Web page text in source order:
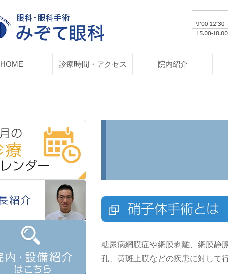
HOME 診療時間・アクセス 院内紹介
硝子体手術とは
糖尿病網膜症や網膜剥離、網膜静
孔、黄斑上膜などの疾患に対して